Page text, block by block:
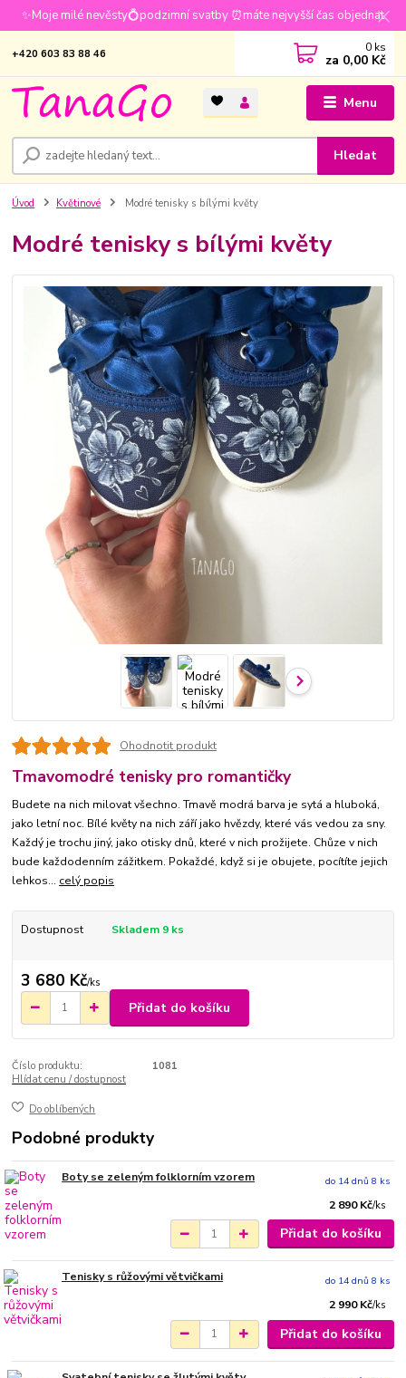
✨Moje milé nevěsty💍podzimní svatby ⏰máte nejvyšší čas objednat
Menu
Hledat
+420 603 83 88 46 0 ks
za 0,00 Kč
Úvod Květinové Modré tenisky s bílými květy
Modré tenisky s bílými květy
Ohodnotit produkt
Tmavomodré tenisky pro romantičky
Budete na nich milovat všechno. Tmavě modrá barva je sytá a hluboká,
jako letní noc. Bílé květy na nich září jako hvězdy, které vás vedou za sny.
Každý je trochu jiný, jako otisky dnů, které v nich prožijete. Chůze v nich
bude každodenním zážitkem. Pokaždé, když si je obujete, pocítíte jejich
lehkos... celý popis
Dostupnost Skladem 9 ks
3 680 Kč/ks
Přidat do košíku
Číslo produktu:
1081
Hlídat cenu / dostupnost
Do oblíbených
Podobné produkty
Boty se zeleným folklorním vzorem
2 890 Kč/ks
do 14 dnů 8 ks
Přidat do košíku
Tenisky s růžovými větvičkami
2 990 Kč/ks
do 14 dnů 8 ks
Přidat do košíku